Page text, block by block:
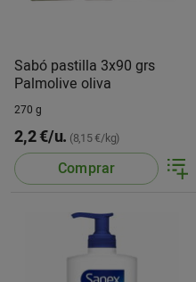
Sabó pastilla 3x90 grs
Palmolive oliva
270 g
2,2 €/u. (8,15 €/kg)
Comprar